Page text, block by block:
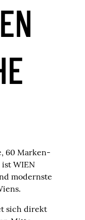
60 Marken-
WIEN
modernste
sich direkt